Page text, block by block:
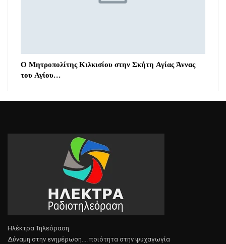
Ο Μητροπολίτης Κιλκισίου στην Σκήτη Αγίας Άννας
του Αγίου…
Ηλέκτρα Τηλεόραση
Δύναμη στην ενημέρωση.... ποιότητα στην ψυχαγωγία